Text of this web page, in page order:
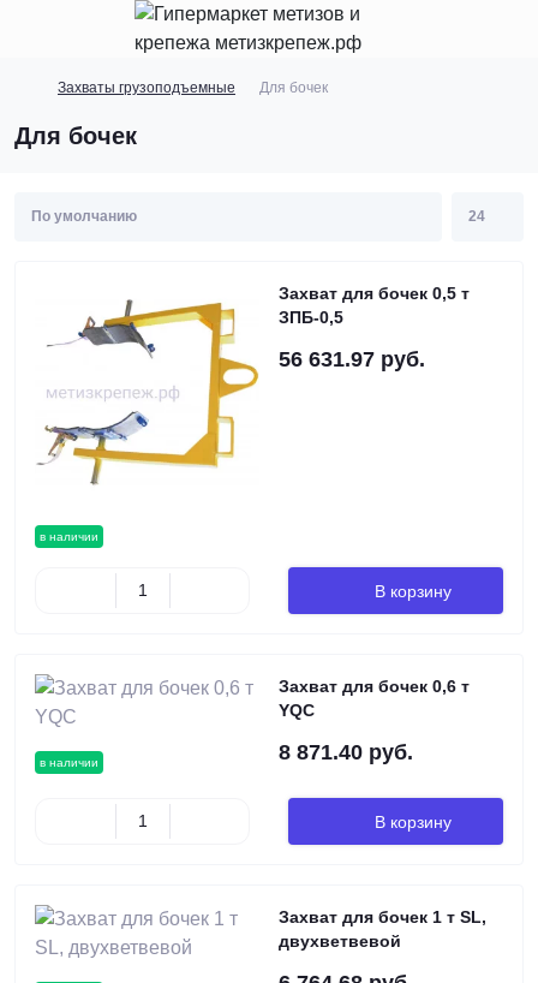
Захваты грузоподъемные Для бочек
Для бочек
в наличии
Захват для бочек 0,5 т
ЗПБ-0,5
56 631.97 руб.
В корзину
в наличии
Захват для бочек 0,6 т
YQC
8 871.40 руб.
В корзину
Захват для бочек 1 т SL,
двухветвевой